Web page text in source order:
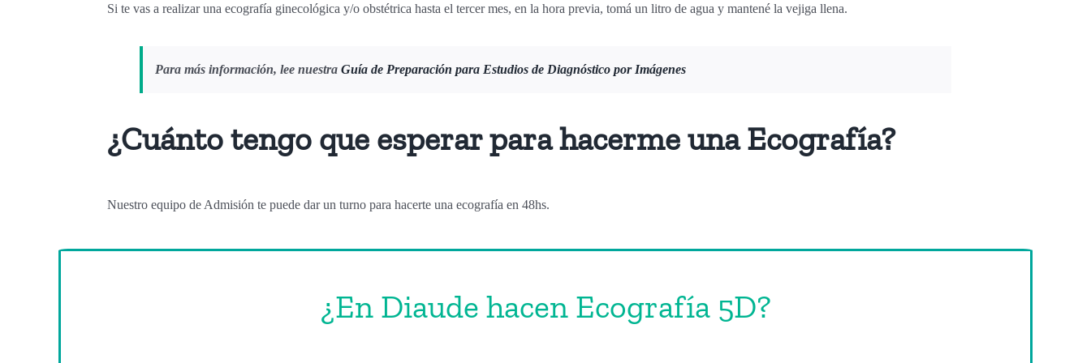
Si te vas a realizar una ecografía ginecológica y/o obstétrica hasta el tercer mes, en la hora previa, tomá un litro de agua y mantené la vejiga llena.
Para más información, lee nuestra Guía de Preparación para Estudios de Diagnóstico por Imágenes
¿Cuánto tengo que esperar para hacerme una Ecografía?
Nuestro equipo de Admisión te puede dar un turno para hacerte una ecografía en 48hs.
¿En Diaude hacen Ecografía 5D?